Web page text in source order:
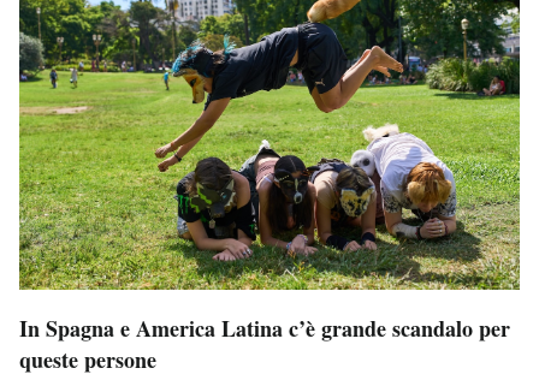
In Spagna e America Latina c’è grande scandalo per
queste persone